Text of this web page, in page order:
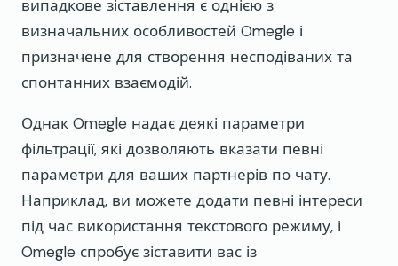
випадкове зіставлення є однією з
визначальних особливостей Omegle і
призначене для створення несподіваних та
спонтанних взаємодій.
Однак Omegle надає деякі параметри
фільтрації, які дозволяють вказати певні
параметри для ваших партнерів по чату.
Наприклад, ви можете додати певні інтереси
під час використання текстового режиму, і
Omegle спробує зіставити вас із